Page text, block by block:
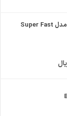
پاوربانک گرين لاين ظرفيت 10000مدل Super Fast